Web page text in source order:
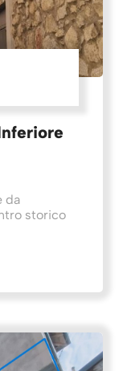
da
storico